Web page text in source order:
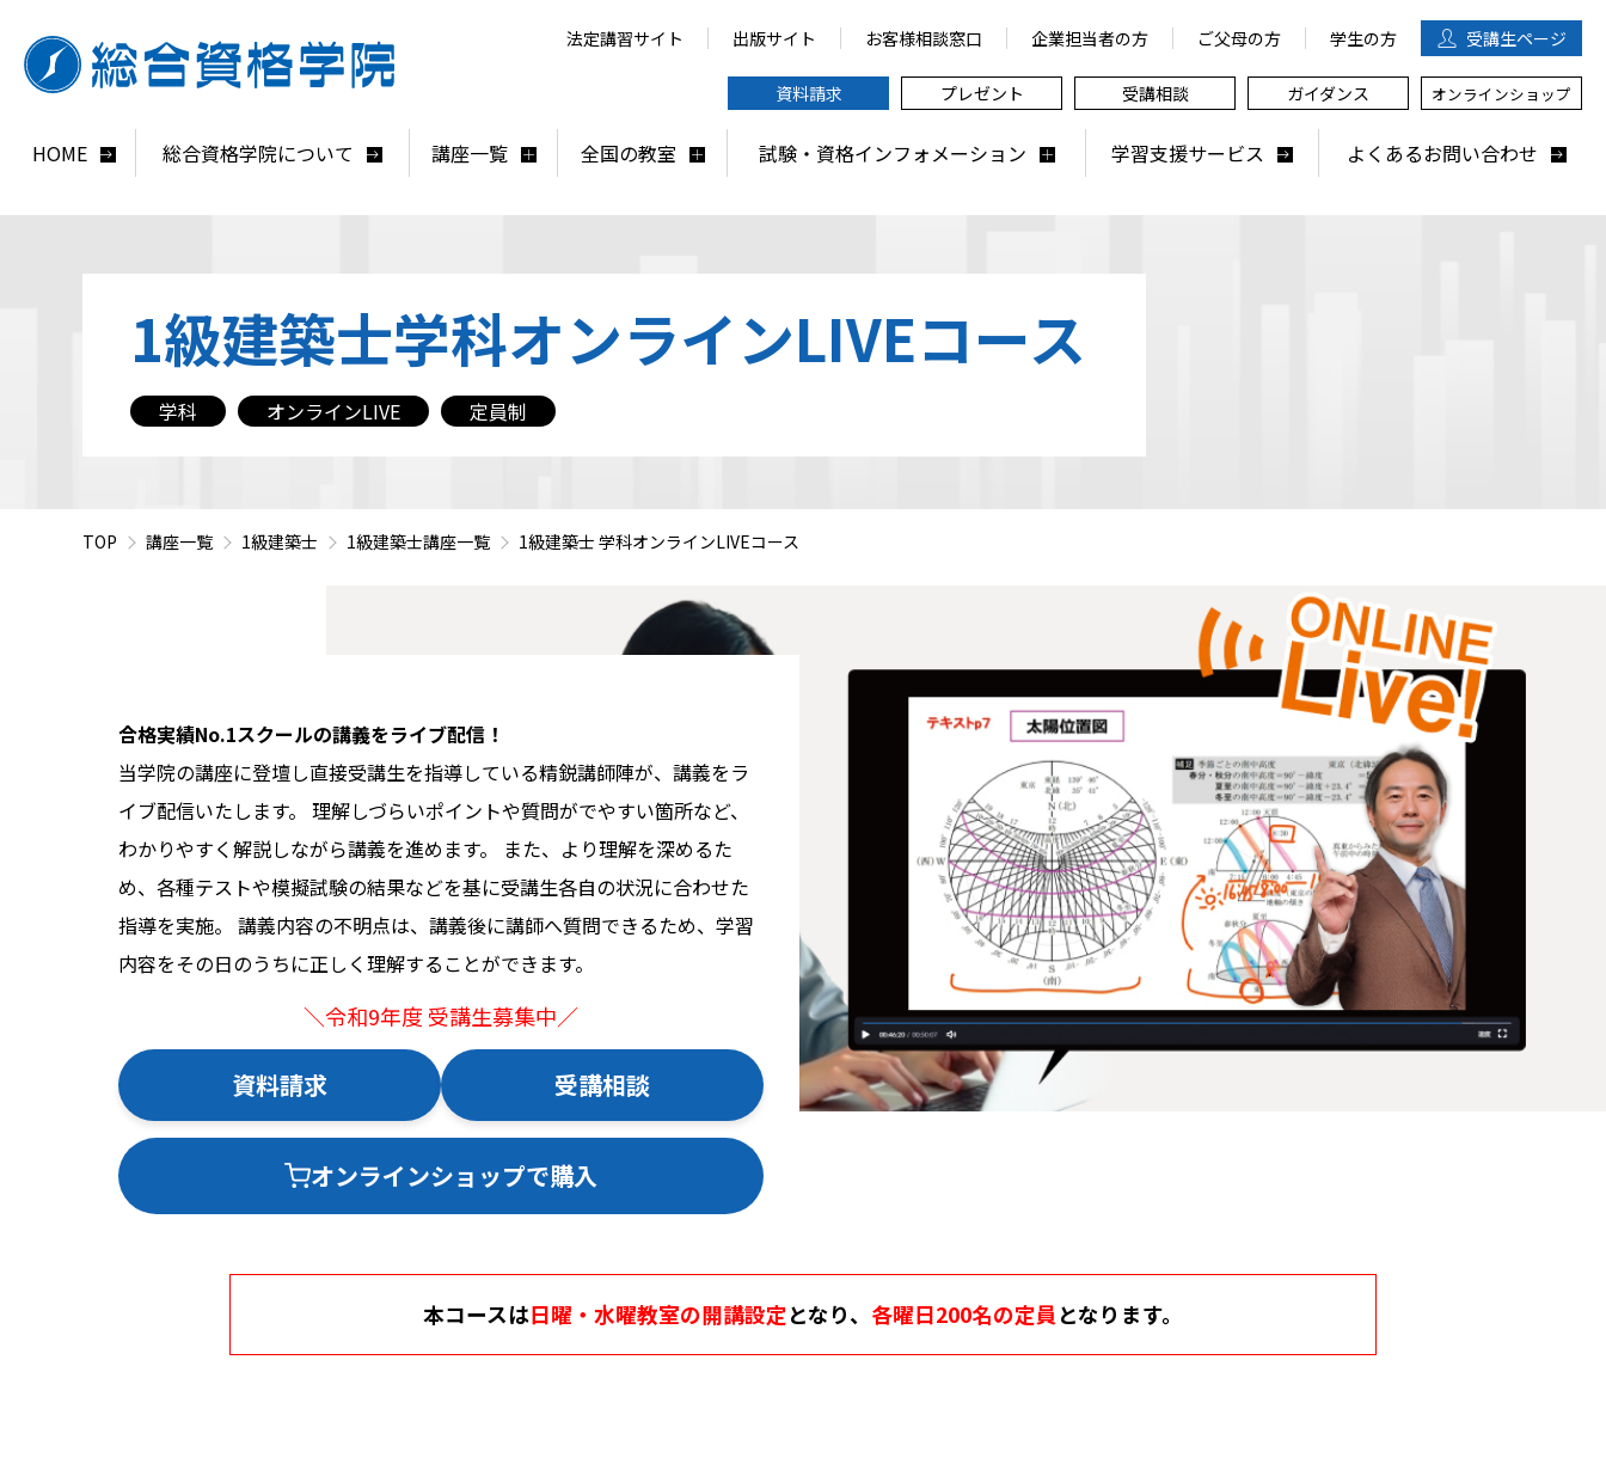
HOME 総合資格学院について 講座一覧 全国の教室 試験・資格インフォメーション 学習支援サービス よくあるお問い合わせ
受講生ページ
企業担当者の方 ご父母の方 学生の方
法定講習サイト 出版サイト お客様相談窓口
資料請求 プレゼント 受講相談 ガイダンス オンラインショップ
1級建築士学科オンラインLIVEコース
学科 オンラインLIVE 定員制
TOP 講座一覧 1級建築士 1級建築士講座一覧 1級建築士 学科オンラインLIVEコース
合格実績No.1スクールの講義をライブ配信！
当学院の講座に登壇し直接受講生を指導している精鋭講師陣が、講義をラ
イブ配信いたします。 理解しづらいポイントや質問がでやすい箇所など、
わかりやすく解説しながら講義を進めます。 また、より理解を深めるた
め、各種テストや模擬試験の結果などを基に受講生各自の状況に合わせた
指導を実施。 講義内容の不明点は、講義後に講師へ質問できるため、学習
内容をその日のうちに正しく理解することができます。
＼令和9年度 受講生募集中／
資料請求 受講相談
オンラインショップで購入
本コースは日曜・水曜教室の開講設定となり、 各曜日200名の定員 となります。